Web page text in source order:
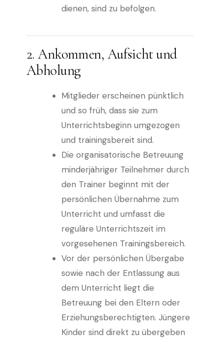
dienen, sind zu befolgen.
2. Ankommen, Aufsicht und
Abholung
Mitglieder erscheinen pünktlich
und so früh, dass sie zum
Unterrichtsbeginn umgezogen
und trainingsbereit sind.
Die organisatorische Betreuung
minderjähriger Teilnehmer durch
den Trainer beginnt mit der
persönlichen Übernahme zum
Unterricht und umfasst die
reguläre Unterrichtszeit im
vorgesehenen Trainingsbereich.
Vor der persönlichen Übergabe
sowie nach der Entlassung aus
dem Unterricht liegt die
Betreuung bei den Eltern oder
Erziehungsberechtigten. Jüngere
Kinder sind direkt zu übergeben